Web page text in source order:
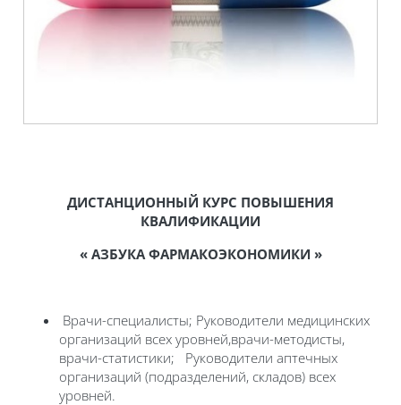
ДИСТАНЦИОННЫЙ КУРС ПОВЫШЕНИЯ
КВАЛИФИКАЦИИ
« АЗБУКА ФАРМАКОЭКОНОМИКИ »
Врачи-специалисты; Руководители медицинских
организаций всех уровней,врачи-методисты,
врачи-статистики; Руководители аптечных
организаций (подразделений, складов) всех
уровней.